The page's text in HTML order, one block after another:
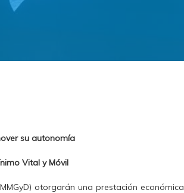
su autonomía
Vital y Móvil
otorgarán una prestación económica